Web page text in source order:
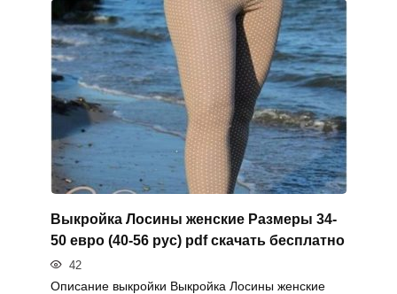
Выкройка Лосины женские Размеры 34-
50 евро (40-56 рус) pdf скачать бесплатно
42
Описание выкройки Выкройка Лосины женские